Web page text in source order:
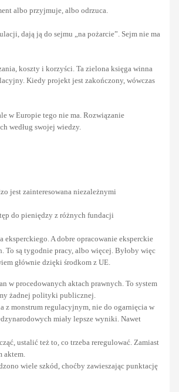
albo przyjmuje, albo odrzuca.
dają ją do sejmu „na pożarcie”. Sejm nie ma
koszty i korzyści. Ta zielona księga winna
Kiedy projekt jest zakończony, wówczas
w Europie tego nie ma. Rozwiązanie
według swojej wiedzy.
jest zainteresowana niezależnymi
do pieniędzy z różnych fundacji
eksperckiego. A dobre opracowanie eksperckie
To są tygodnie pracy, albo więcej. Byłoby więc
głównie dzięki środkom z UE.
w procedowanych aktach prawnych. To system
żadnej polityki publicznej.
z monstrum regulacyjnym, nie do ogarnięcia w
miały lepsze wyniki. Nawet
ustalić też to, co trzeba reregulować. Zamiast
wiele szkód, choćby zawieszając punktację